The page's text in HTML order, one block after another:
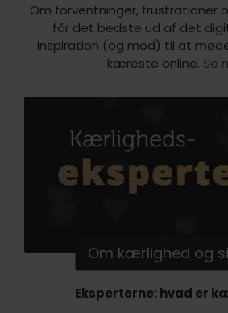
Om forventninger, frustrationer
får det bedste ud af det
inspiration (og mod) til at
kæreste online. Se
Om kærlighed og
Eksperterne: hvad er